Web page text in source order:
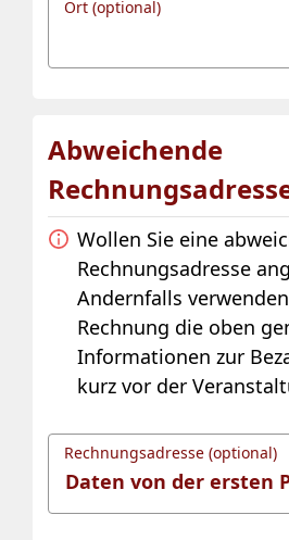
Ort (optional)
Abweichende
Wollen Sie eine
Rechnungsadresse
Andernfalls
Rechnung die oben
Informationen zur
kurz vor der
Rechnungsadresse (optional)